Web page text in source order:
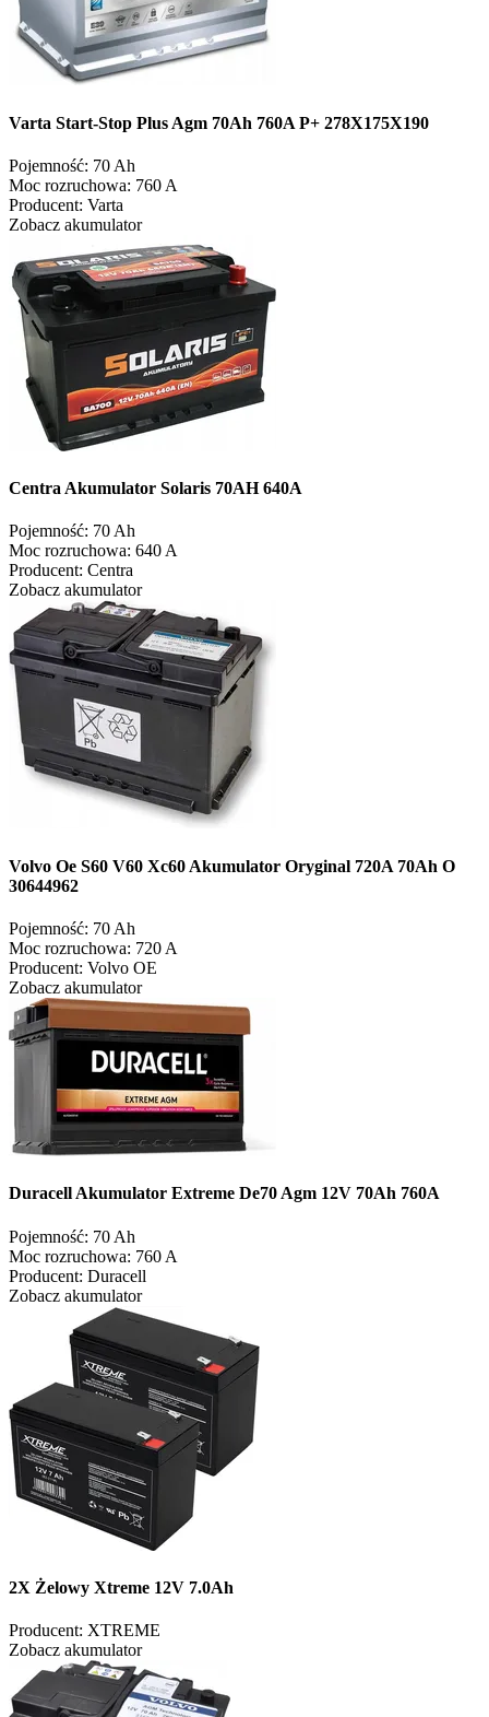
Varta Start-Stop Plus Agm 70Ah 760A P+ 278X175X190
Pojemność: 70 Ah
Moc rozruchowa: 760 A
Producent: Varta
Zobacz akumulator
Centra Akumulator Solaris 70AH 640A
Pojemność: 70 Ah
Moc rozruchowa: 640 A
Producent: Centra
Zobacz akumulator
Volvo Oe S60 V60 Xc60 Akumulator Oryginal 720A 70Ah O
30644962
Pojemność: 70 Ah
Moc rozruchowa: 720 A
Producent: Volvo OE
Zobacz akumulator
Duracell Akumulator Extreme De70 Agm 12V 70Ah 760A
Pojemność: 70 Ah
Moc rozruchowa: 760 A
Producent: Duracell
Zobacz akumulator
2X Żelowy Xtreme 12V 7.0Ah
Producent: XTREME
Zobacz akumulator